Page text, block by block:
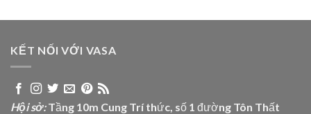
KẾT NỐI VỚI VASA
Hội sở:Tầng 10m Cung Trí thức, số 1 đường Tôn Thất